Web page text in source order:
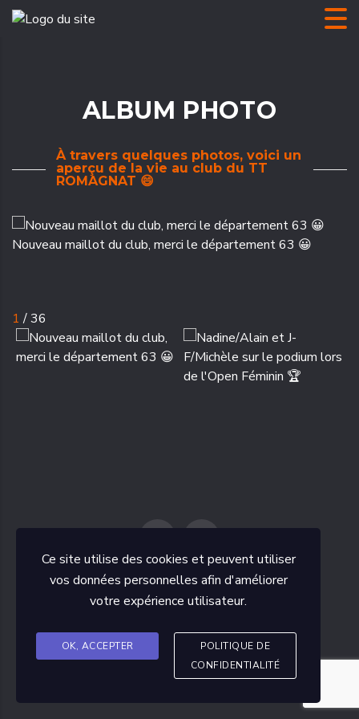
ALBUM PHOTO
À travers quelques photos, voici un
aperçu de la vie au club du TT
ROMAGNAT 😄
Nouveau maillot du club, merci le département 63 😀
1 /36
2026 - Copyright © TT ROMAGNAT.
Cliquez ici pour voir notre politique de confidentialité
Site web réalisé par
Alex POTIGNY
Ce site utilise des cookies et peuvent utiliser
vos données personnelles afin d'améliorer
votre expérience utilisateur.
OK, ACCEPTER
POLITIQUE DE
CONFIDENTIALITÉ